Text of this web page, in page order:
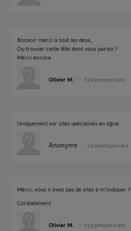
Bonsoir merci à tout les deux,
Ou trouver cette tête dont vous parlez ?
Merci encore
Olivier M. il y a presque 4 ans
Uniquement sur sites spécialisés en ligne.
Anonyme il y a presque 4 ans
Merci, vous n’avez pas de sites à m’indiquer ?
Cordialement
Olivier M. il y a presque 4 ans